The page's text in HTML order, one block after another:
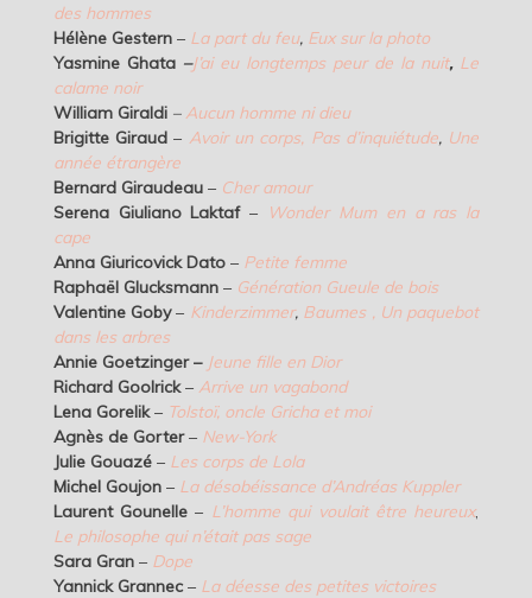
des hommes
Hélène Gestern– La part du feu, Eux sur la photo
Yasmine Ghata –J’ai eu longtemps peur de la nuit, Le
calame noir
William Giraldi–Aucun homme ni dieu
Brigitte Giraud – Avoir un corps, Pas d’inquiétude, Une
année étrangère
Bernard Giraudeau– Cher amour
Serena Giuliano Laktaf–
Wonder Mum en a ras la
cape
Anna Giuricovick Dato–Petite femme
Raphaël Glucksmann– Génération Gueule de bois
Valentine Goby– Kinderzimmer, Baumes , Un paquebot
dans les arbres
Annie Goetzinger – Jeune fille en Dior
Richard Goolrick– Arrive un vagabond
Lena Gorelik– Tolstoï, oncle Gricha et moi
Agnès de Gorter– New-York
Julie Gouazé– Les corps de Lola
Michel Goujon– La désobéissance d’Andréas Kuppler
Laurent Gounelle – L’homme qui voulait être heureux,
Le philosophe qui n’était pas sage
Sara Gran– Dope
Yannick Grannec– La déesse des petites victoires